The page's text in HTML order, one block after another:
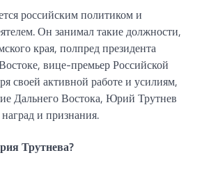
российским политиком и
Он занимал такие должности,
края, полпред президента
вице-премьер Российской
своей активной работе и усилиям,
Дальнего Востока, Юрий Трутнев
и признания.
Трутнева?